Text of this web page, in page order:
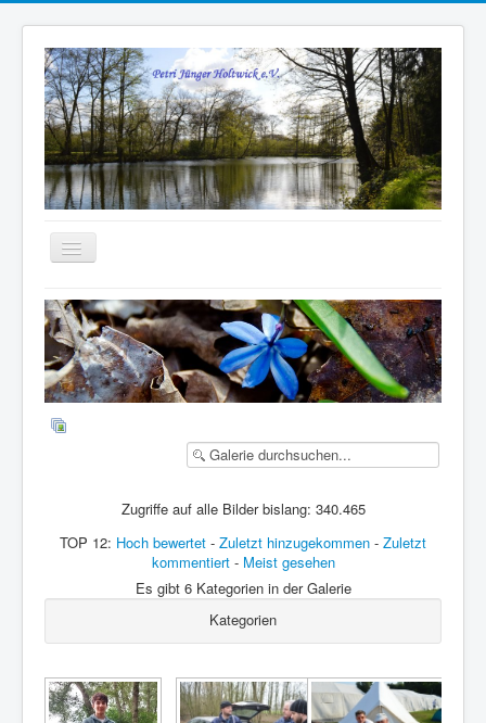
Navigation
Aktuelles
über uns
Gewässer
Datenschutzerklärung
Impressum
Zugriffe auf alle Bilder bislang: 340.465
TOP 12: Hoch bewertet - Zuletzt hinzugekommen - Zuletzt
kommentiert- Meist gesehen
Es gibt 6 Kategorien in der Galerie
Kategorien